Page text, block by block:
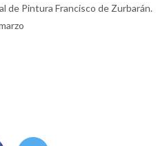
de Pintura Francisco de Zurbarán.